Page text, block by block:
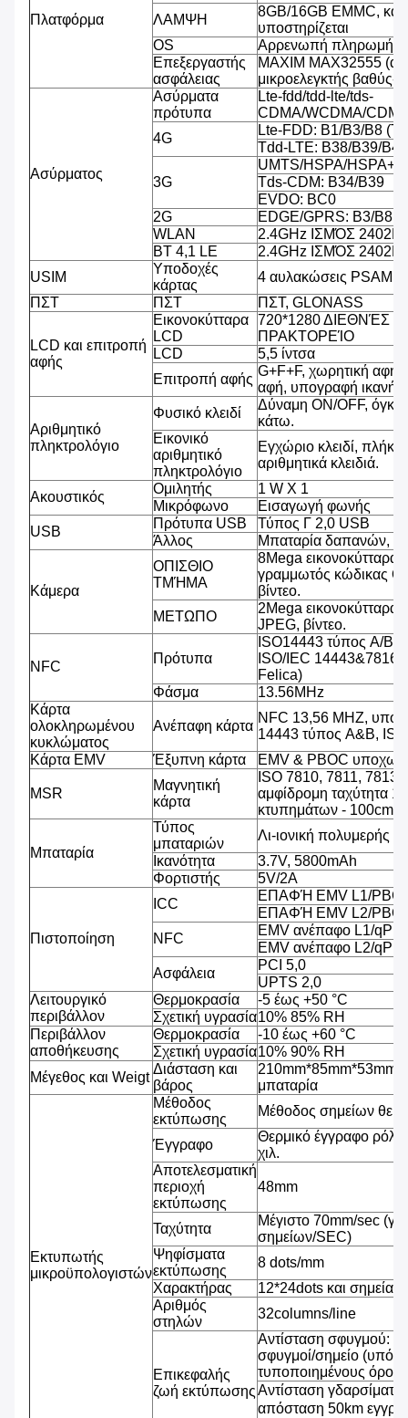
Πλατφόρμα
ΛΑΜΨΗ
8GB/16GB EMMC,
υποστηρίζεται
OS
Αρρενωπή πληρωμή
Επεξεργαστής
ασφάλειας
MAXIM MAX32555
μικροελεγκτής βαθύς-
Ασύρματος
Ασύρματα
πρότυπα
Lte-fdd/tdd-lte/tds-
CDMA/WCDMA/
4G
Lte-FDD: B1/B3/B8
Tdd-LTE: B38/B39/
3G
UMTS/HSPA/HSPA+/
Tds-CDM: B34/B39
EVDO: BC0
2G
EDGE/GPRS: B3/B8
WLAN
2.4GHz ΙΣΜΌΣ
BT 4,1 LE
2.4GHz ΙΣΜΌΣ
USIM
Υποδοχές
κάρτας
4 αυλακώσεις PSAM,
ΠΣΤ
ΠΣΤ ΠΣΤ, GLONASS
LCD και επιτροπή
αφής
Εικονοκύτταρα
LCD
720*1280 ΔΙΕΘΝΈΣ
ΠΡΑΚΤΟΡΕΊΟ
LCD
5,5 ίντσα
Επιτροπή αφής
G+F+F, χωρητική αφή
αφή, υπογραφή ικανή,
Αριθμητικό
πληκτρολόγιο
Φυσικό κλειδί
Δύναμη ON/OFF,
κάτω.
Εικονικό
αριθμητικό
πληκτρολόγιο
Εγχώριο κλειδί,
αριθμητικά κλειδιά.
Ακουστικός
Ομιλητής
1 W Χ 1
Μικρόφωνο
Εισαγωγή φωνής
USB
Πρότυπα USB
Τύπος Γ 2,0 USB
Άλλος
Μπαταρία δαπανών,
Κάμερα
ΟΠΙΣΘΙΟ
ΤΜΉΜΑ
8Mega εικονοκύτταρα,
γραμμωτός κώδικας
βίντεο.
ΜΕΤΩΠΟ
2Mega εικονοκύτταρα,
JPEG, βίντεο.
NFC
Πρότυπα
ISO14443 τύπος A/B
ISO/IEC 14443&7816,
Felica)
Φάσμα
13.56MHz
Κάρτα
ολοκληρωμένου
κυκλώματος
Ανέπαφη κάρτα
NFC 13,56 MHZ,
14443 τύπος A&B,
Κάρτα EMV
Έξυπνη κάρτα EMV & PBOC
MSR
Μαγνητική
κάρτα
ISO 7810, 7811, 7813
αμφίδρομη ταχύτητα
κτυπημάτων - 100cm/
Μπαταρία
Τύπος
μπαταριών
Λι-ιονική πολυμερής
Ικανότητα
3.7V, 5800mAh
Φορτιστής
5V/2A
Πιστοποίηση
ICC
ΕΠΑΦΉ EMV L1/
ΕΠΑΦΉ EMV L2/
NFC
EMV ανέπαφο L1/
EMV ανέπαφο L2/
Ασφάλεια
PCI 5,0
UPTS 2,0
Λειτουργικό
περιβάλλον
Θερμοκρασία
-5 έως +50 °C
Σχετική υγρασία10% 85% RH
Περιβάλλον
αποθήκευσης
Θερμοκρασία
-10 έως +60 °C
Σχετική υγρασία10% 90% RH
Μέγεθος και Weigt
Διάσταση και
βάρος
210mm*85mm*53mm,
μπαταρία
Εκτυπωτής
μικροϋπολογιστών
Μέθοδος
εκτύπωσης
Μέθοδος σημείων
Έγγραφο
Θερμικό έγγραφο
χιλ.
Αποτελεσματική
περιοχή
εκτύπωσης
48mm
Ταχύτητα
Μέγιστο 70mm/sec
σημείων/SEC)
Ψηφίσματα
εκτύπωσης
8 dots/mm
Χαρακτήρας
12*24dots και σημεία
Αριθμός
στηλών
32columns/line
Επικεφαλής
ζωή εκτύπωσης
Αντίσταση σφυγμού:
σφυγμοί/σημείο (υπό
τυποποιημένους
Αντίσταση
απόσταση 50km